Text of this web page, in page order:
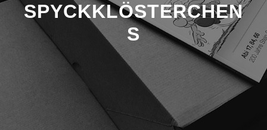
SPYCKKLÖSTERCHEN
S